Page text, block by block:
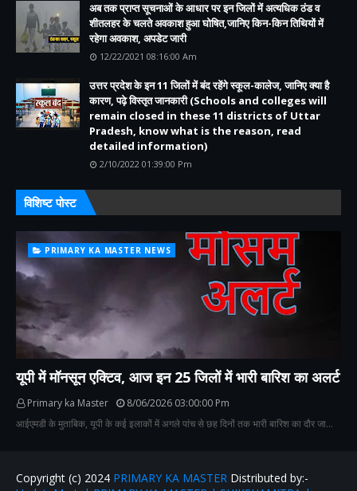
अब तक प्राप्त सूचनाओं के आधार पर इन जिलों में अत्यधिक ठंड व
शीतलहर के चलते अवकाश हुआ घोषित,जानिए किन-किन तिथियों में
रहेगा अवकाश, अपडेट जारी
12/22/2021 08:16:00 Am
उत्तर प्रदेश के इन 11 जिलों में बंद रहेंगे स्कूल-कालेज, जानिए क्या है
कारण, पढ़े विस्तृत जानकारी (Schools and colleges will
remain closed in these 11 districts of Uttar
Pradesh, know what is the reason, read
detailed information)
2/10/2022 01:39:00 Pm
विशिष्ट पोस्ट
PRIMARY KA MASTER NEWS
यूपी में मॉनसून एक्टिव, आज इन 25 जिलों में भारी बारिश का अलर्ट
Primary ka Master
8/06/2026 03:00:00 Pm
आईएमडी के मुताबिक, यूपी के कई इलाकों में अगले पांच से छह दिनों तक भारी बारिश का दौर जा…
Copyright (c) 2024 PRIMARY KA MASTER Distributed by:-